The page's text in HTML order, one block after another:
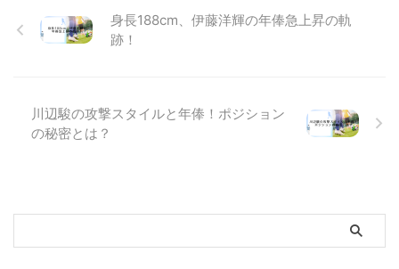
身長188cm、伊藤洋輝の年俸急上昇の軌
跡！
川辺駿の攻撃スタイルと年俸！ポジション
の秘密とは？